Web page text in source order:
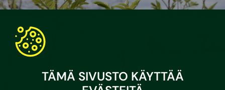
TÄMÄ SIVUSTO KÄYTTÄÄ